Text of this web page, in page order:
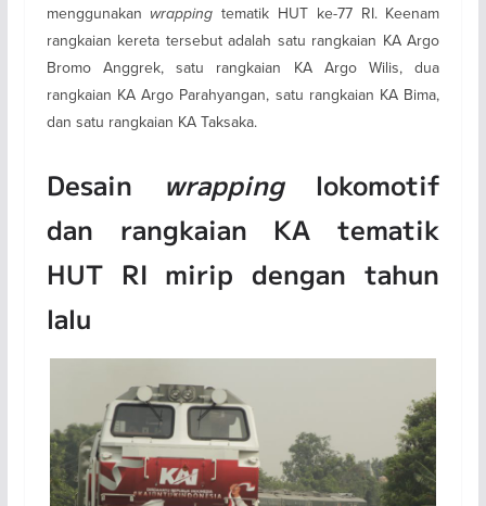
menggunakan wrapping tematik HUT ke-77 RI. Keenam
rangkaian kereta tersebut adalah satu rangkaian KA Argo
Bromo Anggrek, satu rangkaian KA Argo Wilis, dua
rangkaian KA Argo Parahyangan, satu rangkaian KA Bima,
dan satu rangkaian KA Taksaka.
Desain wrappinglokomotif
dan rangkaian KA tematik
HUT RI mirip dengan tahun
lalu